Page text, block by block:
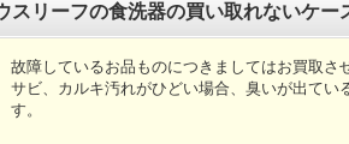
スリーフの食洗器の買い取れないケー
故障しているお品ものにつきましてはお買取さ
サビ、カルキ汚れがひどい場合、臭いが出て
す。